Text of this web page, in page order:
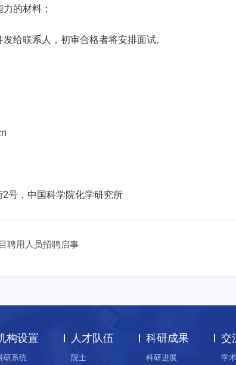
的材料；
给联系人，初审合格者将安排面试。
2号，中国科学院化学研究所
聘用人员招聘启事
构设置
研系统
人才队伍
院士
科研成果
科研进展
交
学